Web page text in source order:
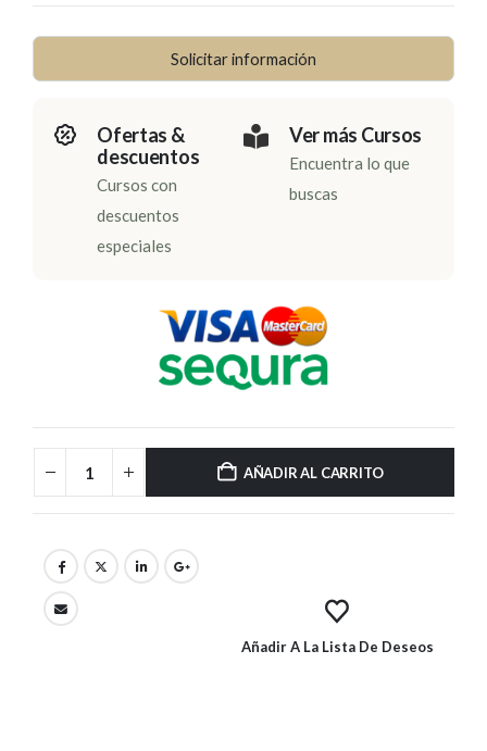
Solicitar información
Ofertas &
descuentos
Cursos con
descuentos
especiales
Ver más Cursos
Encuentra lo que
buscas
AÑADIR AL CARRITO
Añadir A La Lista De Deseos